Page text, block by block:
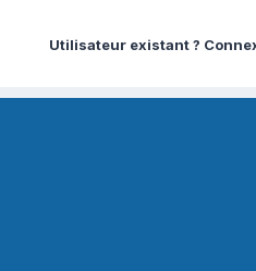
Utilisateur existant ?